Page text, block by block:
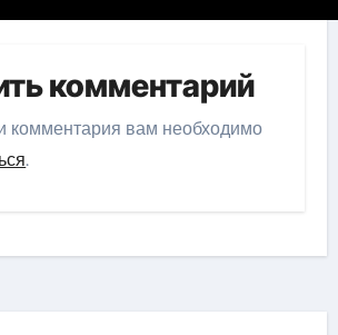
комментарий
комментария вам необходимо
.